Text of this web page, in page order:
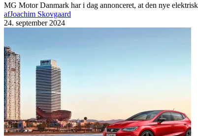
MG Motor Danmark har i dag annonceret, at den nye
afJoachim Skovgaard
24. september 2024